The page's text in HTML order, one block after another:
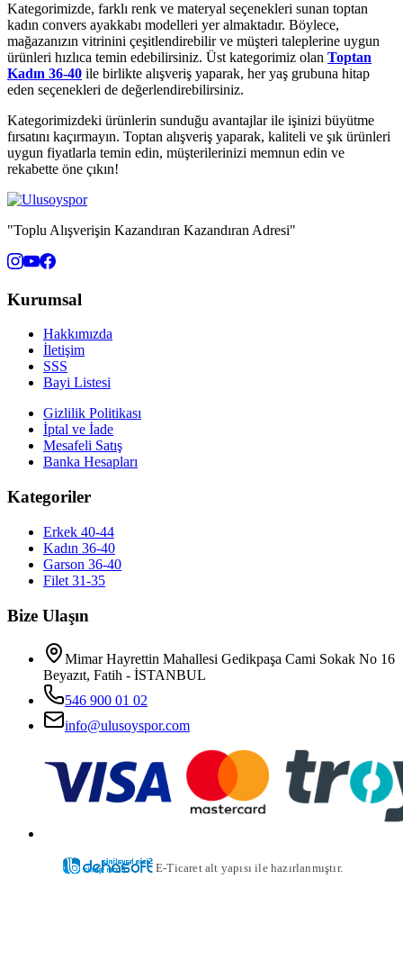
Kategorimizde, farklı renk ve materyal seçenekleri sunan toptan
kadın convers ayakkabı modelleri yer almaktadır. Böylece,
mağazanızın vitrinini çeşitlendirebilir ve müşteri taleplerine uygun
ürünleri hızlıca temin edebilirsiniz. Üst kategorimiz olan Toptan
Kadın 36-40 ile birlikte alışveriş yaparak, her yaş grubuna hitap
eden seçenekleri de değerlendirebilirsiniz.
Kategorimizdeki ürünlerin sunduğu avantajlar ile işinizi büyütme
fırsatını kaçırmayın. Toptan alışveriş yaparak, kaliteli ve şık ürünleri
uygun fiyatlarla temin edin, müşterilerinizi memnun edin ve
rekabette öne çıkın!
"Toplu Alışverişin Kazandıran Kazandıran Adresi"
Kurumsal
Hakkımızda
İletişim
SSS
Bayi Listesi
Gizlilik Politikası
İptal ve İade
Mesafeli Satış
Banka Hesapları
Kategoriler
Erkek 40-44
Kadın 36-40
Garson 36-40
Filet 31-35
Bize Ulaşın
Mimar Hayrettin Mahallesi Gedikpaşa Cami Sokak No 16
Beyazıt, Fatih - İSTANBUL
546 900 01 02
info@ulusoyspor.com
E-Ticaret alt yapısı ile hazırlanmıştır.